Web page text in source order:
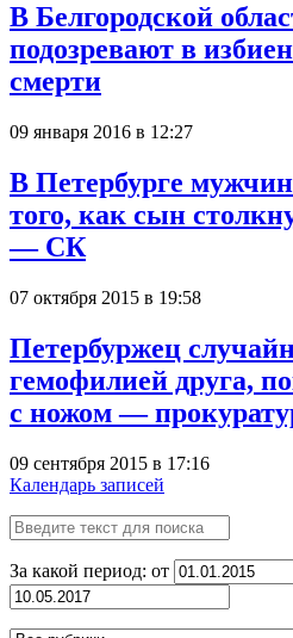
В Белгородской
подозревают в
смерти
09 января 2016 в 12:27
В Петербурге
того, как сын
— СК
07 октября 2015 в 19:58
Петербуржец
гемофилией друга,
с ножом —
09 сентября 2015 в 17:16
Календарь записей
За какой период: от